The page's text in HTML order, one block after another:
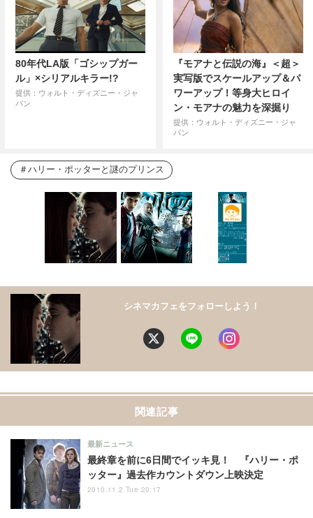
80年代LA版「ゴシップガー
ル」×シリアルキラー!?
提供：ウォルト・ディズニー・ジャ
パン
『モアナと伝説の海』＜超＞
実写版でスケールアップ＆パ
ワーアップ！等身大ヒロイ
ン・モアナの魅力を深掘り
提供：ウォルト・ディズニー・ジャ
パン
ハリー・ポッターと謎のプリンス
シネマカフェをフォローしよう！
関連記事
最終章を前に6日間でイッキ見！ 『ハリー・ポ
ッター』過去作カウントダウン上映決定
最新ニュース
2010.11.2 Tue 20:17